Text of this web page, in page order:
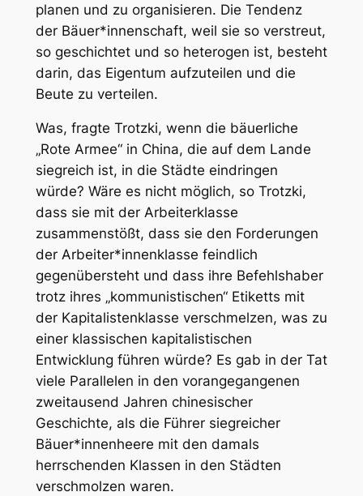
planen und zu organisieren. Die Tendenz
der Bäuer*innenschaft, weil sie so verstreut,
so geschichtet und so heterogen ist, besteht
darin, das Eigentum aufzuteilen und die
Beute zu verteilen.
Was, fragte Trotzki, wenn die bäuerliche
„Rote Armee“ in China, die auf dem Lande
siegreich ist, in die Städte eindringen
würde? Wäre es nicht möglich, so Trotzki,
dass sie mit der Arbeiterklasse
zusammenstößt, dass sie den Forderungen
der Arbeiter*innenklasse feindlich
gegenübersteht und dass ihre Befehlshaber
trotz ihres „kommunistischen“ Etiketts mit
der Kapitalistenklasse verschmelzen, was zu
einer klassischen kapitalistischen
Entwicklung führen würde? Es gab in der Tat
viele Parallelen in den vorangegangenen
zweitausend Jahren chinesischer
Geschichte, als die Führer siegreicher
Bäuer*innenheere mit den damals
herrschenden Klassen in den Städten
verschmolzen waren.